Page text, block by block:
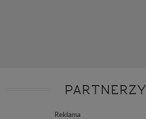
Reklama
PARTNERZY